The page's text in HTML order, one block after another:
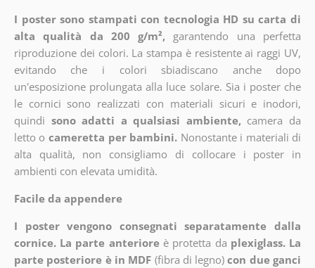
I poster sono stampati con tecnologia HD su carta di
alta qualità da 200 g/m², garantendo una perfetta
riproduzione dei colori. La stampa è resistente ai raggi UV,
evitando che i colori sbiadiscano anche dopo
un'esposizione prolungata alla luce solare. Sia i poster che
le cornici sono realizzati con materiali sicuri e inodori,
quindi sono adatti a qualsiasi ambiente, camera da
letto o cameretta per bambini. Nonostante i materiali di
alta qualità, non consigliamo di collocare i poster in
ambienti con elevata umidità.
Facile da appendere
I poster vengono consegnati separatamente dalla
cornice. La parte anteriore è protetta da plexiglass. La
parte posteriore è in MDF (fibra di legno) con due ganci